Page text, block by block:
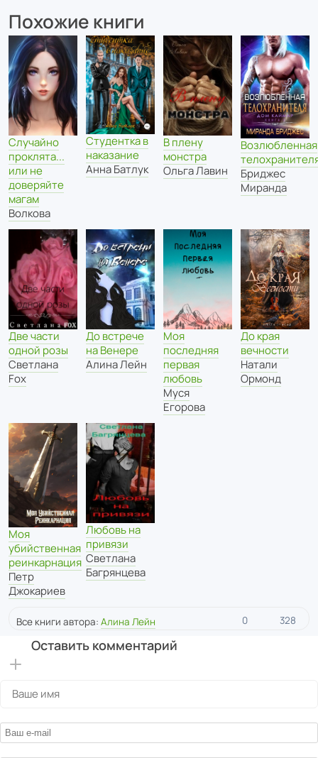
Похожие книги
Случайно
проклята...
или не
доверяйте
магам
Волкова
Студентка в
наказание
Анна Батлук
В плену
монстра
Ольга Лавин
Возлюбленная
Бриджес
Миранда
Две части
одной розы
Светлана
Fox
До встрече
на Венере
Алина Лейн
Моя
последняя
первая
любовь
Муся
Егорова
До края
вечности
Натали
Ормонд
Моя
убийственная
реинкарнация
Петр
Джокариев
Любовь на
привязи
Светлана
Багрянцева
Все книги автора: Алина Лейн 0 328
Оставить комментарий